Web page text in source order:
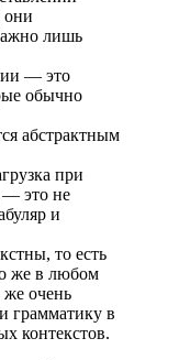
они
лишь
— это
обычно
абстрактным
при
— это не
и
то есть
же в любом
же очень
грамматику в
контекстов.